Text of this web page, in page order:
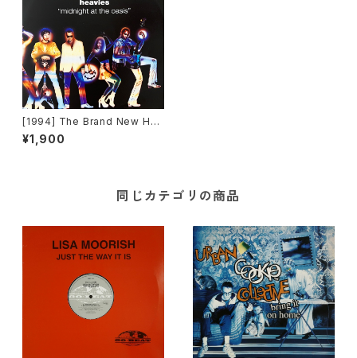
[1994] The Brand New Hea
vies – Midnight At The Oas
is [FFRR]
¥1,900
同じカテゴリの商品